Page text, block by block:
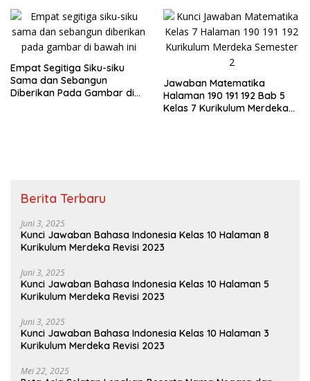
Empat Segitiga Siku-siku
Sama dan Sebangun
Diberikan Pada Gambar di
Jawaban Matematika
Halaman 190 191 192 Bab 5
Kelas 7 Kurikulum Merdeka
Berita Terbaru
Juni 3, 2025
Kunci Jawaban Bahasa Indonesia Kelas 10 Halaman 8
Kurikulum Merdeka Revisi 2023
Juni 3, 2025
Kunci Jawaban Bahasa Indonesia Kelas 10 Halaman 5
Kurikulum Merdeka Revisi 2023
Juni 3, 2025
Kunci Jawaban Bahasa Indonesia Kelas 10 Halaman 3
Kurikulum Merdeka Revisi 2023
Mei 22, 2025